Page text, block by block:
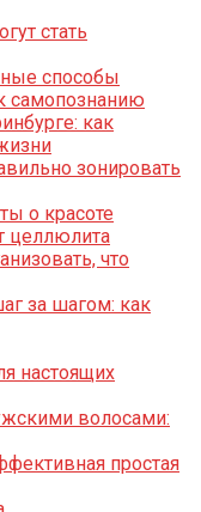
стать
способы
самопознанию
как
зонировать
о красоте
целлюлита
что
за шагом: как
настоящих
волосами:
простая